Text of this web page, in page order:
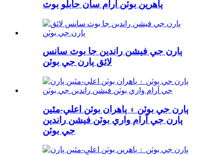
ٻاهرين بوٽن آرام سان جابلو بوٽ
ٻارن جي فيشن راندين جا بوٽ سانس
لائق ٻارن جي بوٽن
ٻارن جي بوٽن ۽ ٻاهران بوٽن اعلي-مٿين
ٻارن جي آرام واري بوٽن فيشن راندين
جي بوٽن